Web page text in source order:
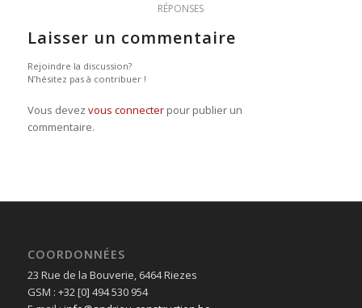
RÉPONSES
Laisser un commentaire
Rejoindre la discussion?
N’hésitez pas à contribuer !
Vous devez vous connecterpour publier un
commentaire.
COORDONNÉES
23 Rue de la Bouverie, 6464 Riezes
GSM : +32 [0] 494 530 954